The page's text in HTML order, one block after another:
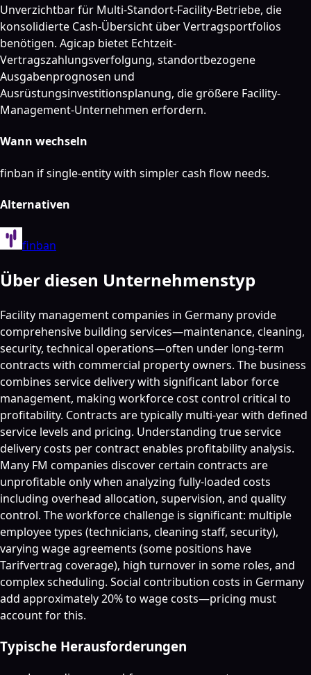
Unverzichtbar für Multi-Standort-Facility-Betriebe, die
konsolidierte Cash-Übersicht über Vertragsportfolios
benötigen. Agicap bietet Echtzeit-
Vertragszahlungsverfolgung, standortbezogene
Ausgabenprognosen und
Ausrüstungsinvestitionsplanung, die größere Facility-
Management-Unternehmen erfordern.
Wann wechseln
finban if single-entity with simpler cash flow needs.
Alternativen
finban
Über diesen Unternehmenstyp
Facility management companies in Germany provide
comprehensive building services—maintenance, cleaning,
security, technical operations—often under long-term
contracts with commercial property owners. The business
combines service delivery with significant labor force
management, making workforce cost control critical to
profitability. Contracts are typically multi-year with defined
service levels and pricing. Understanding true service
delivery costs per contract enables profitability analysis.
Many FM companies discover certain contracts are
unprofitable only when analyzing fully-loaded costs
including overhead allocation, supervision, and quality
control. The workforce challenge is significant: multiple
employee types (technicians, cleaning staff, security),
varying wage agreements (some positions have
Tarifvertrag coverage), high turnover in some roles, and
complex scheduling. Social contribution costs in Germany
add approximately 20% to wage costs—pricing must
account for this.
Typische Herausforderungen